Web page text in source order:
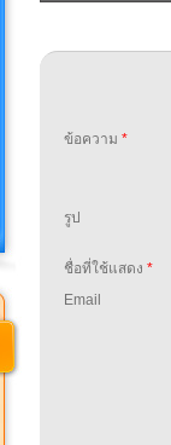
ข้อความ *
รูป
ชื่อที่ใช้แสดง *
Email